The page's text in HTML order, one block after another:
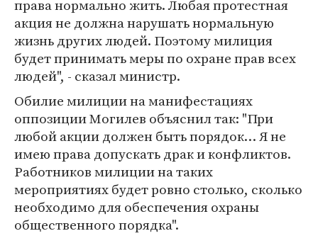
права нормально жить. Любая протестная
акция не должна нарушать нормальную
жизнь других людей. Поэтому милиция
будет принимать меры по охране прав всех
людей", - сказал министр.
Обилие милиции на манифестациях
оппозиции Могилев объяснил так: "При
любой акции должен быть порядок… Я не
имею права допускать драк и конфликтов.
Работников милиции на таких
мероприятиях будет ровно столько, сколько
необходимо для обеспечения охраны
общественного порядка".